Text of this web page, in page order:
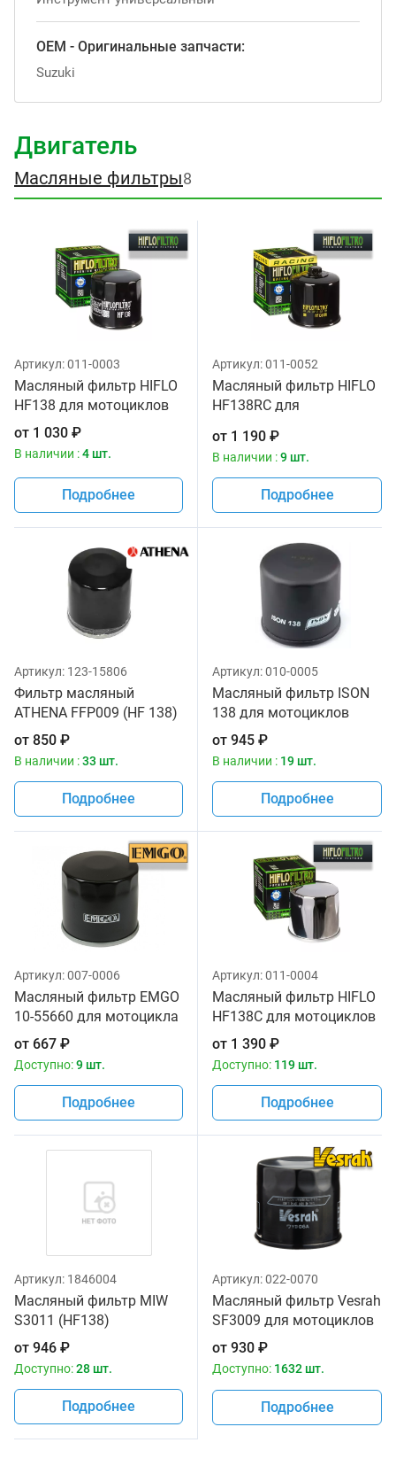
OEM - Оригинальные запчасти:
Suzuki
Двигатель
Масляные фильтры8
Артикул:011-0003
Масляный фильтр HIFLO
HF138 для мотоциклов
от 1 030 ₽
В наличии :4 шт.
Подробнее
Артикул:011-0052
Масляный фильтр HIFLO
HF138RC для
от 1 190 ₽
В наличии :9 шт.
Подробнее
Артикул: 123-15806
Фильтр масляный
ATHENA FFP009 (HF 138)
от 850 ₽
В наличии :33 шт.
Подробнее
Артикул:010-0005
Масляный фильтр ISON
138 для мотоциклов
от 945 ₽
В наличии : 19 шт.
Подробнее
Артикул:007-0006
Масляный фильтр EMGO
10-55660 для мотоцикла
от 667 ₽
Доступно:9 шт.
Подробнее
Артикул:011-0004
Масляный фильтр HIFLO
HF138C для мотоциклов
от 1 390 ₽
Доступно: 119 шт.
Подробнее
Артикул: 1846004
Масляный фильтр MIW
S3011 (HF138)
от 946 ₽
Доступно:28 шт.
Подробнее
Артикул:022-0070
Масляный фильтр Vesrah
SF3009 для мотоциклов
от 930 ₽
Доступно: 1632 шт.
Подробнее